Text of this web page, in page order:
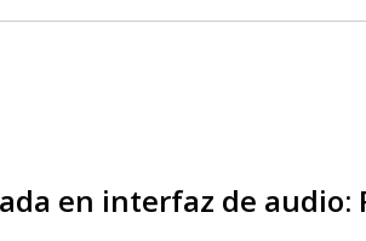
en interfaz de audio: